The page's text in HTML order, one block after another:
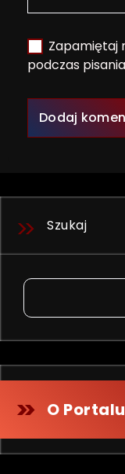
Zapamiętaj
podczas
Szukaj
O Portalu